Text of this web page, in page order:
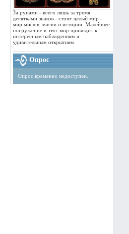
За рунами - всего лишь за тремя
десятками знаков - стоит целый мир -
мир мифов, магии и истории. Малейшее
погружение в этот мир приводит к
интересным наблюдениям и
удивительным открытиям.
Опрос
Опрос временно недоступен.